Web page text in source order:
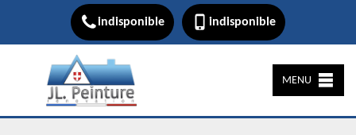
indisponible indisponible
MENU